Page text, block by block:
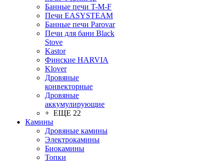
Банные печи T-M-F
Печи EASYSTEAM
Банные печи Parovar
Печи для бани Black
Stove
Kastor
Финские HARVIA
Klover
Дровяные
конвекторные
Дровяные
аккумулирующие
+ ЕЩЕ 22
Камины
Дровяные камины
Электрокамины
Биокамины
Топки